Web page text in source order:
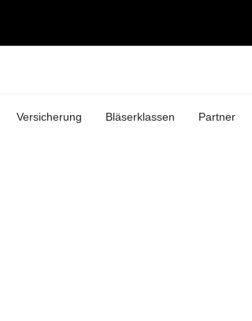
Versicherung Bläserklassen Partner